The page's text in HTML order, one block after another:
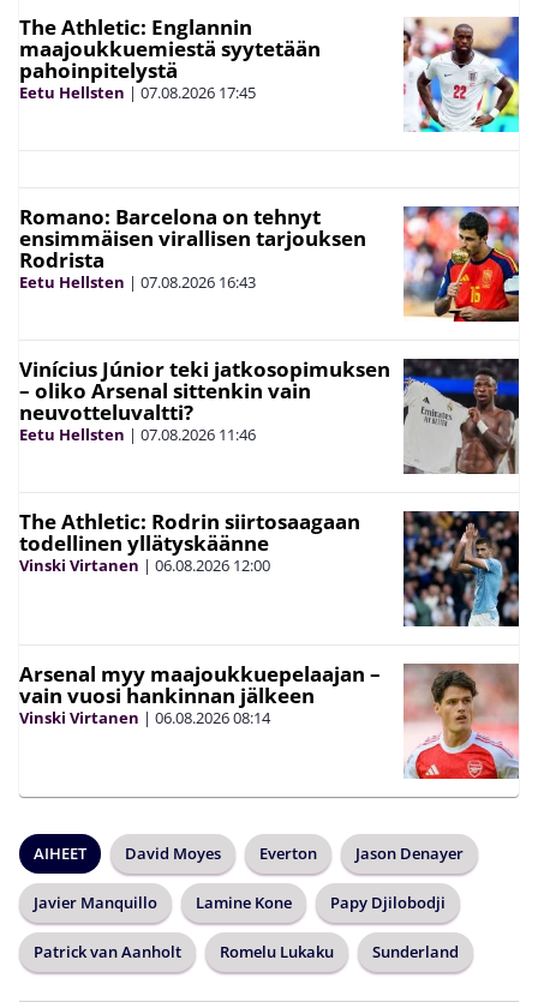
The Athletic: Englannin
maajoukkuemiestä syytetään
pahoinpitelystä
Eetu Hellsten | 07.08.2026 17:45
Romano: Barcelona on tehnyt
ensimmäisen virallisen tarjouksen
Rodrista
Eetu Hellsten | 07.08.2026 16:43
Vinícius Júnior teki jatkosopimuksen
– oliko Arsenal sittenkin vain
neuvotteluvaltti?
Eetu Hellsten | 07.08.2026 11:46
The Athletic: Rodrin siirtosaagaan
todellinen yllätyskäänne
Vinski Virtanen | 06.08.2026 12:00
Arsenal myy maajoukkuepelaajan –
vain vuosi hankinnan jälkeen
Vinski Virtanen | 06.08.202608:14
AIHEET David Moyes Everton Jason Denayer
Javier Manquillo Lamine Kone Papy Djilobodji
Patrick van Aanholt Romelu Lukaku Sunderland